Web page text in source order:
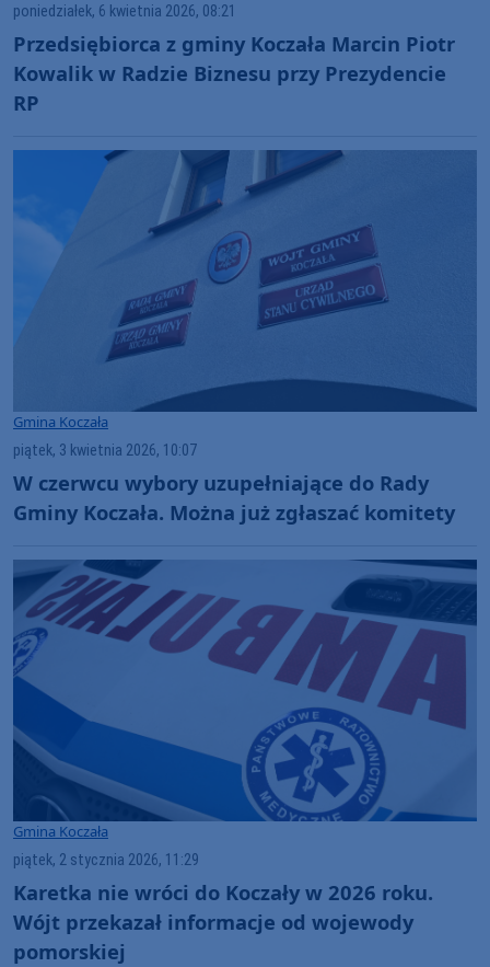
poniedziałek, 6 kwietnia 2026, 08:21
Przedsiębiorca z gminy Koczała Marcin Piotr
Kowalik w Radzie Biznesu przy Prezydencie
RP
Gmina Koczała
piątek, 3 kwietnia 2026, 10:07
W czerwcu wybory uzupełniające do Rady
Gminy Koczała. Można już zgłaszać komitety
Gmina Koczała
piątek, 2 stycznia 2026, 11:29
Karetka nie wróci do Koczały w 2026 roku.
Wójt przekazał informacje od wojewody
pomorskiej